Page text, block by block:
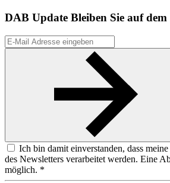
DAB Update Bleiben Sie auf
Ich bin damit einverstanden, dass
des Newsletters verarbeitet werden. Eine
möglich. *